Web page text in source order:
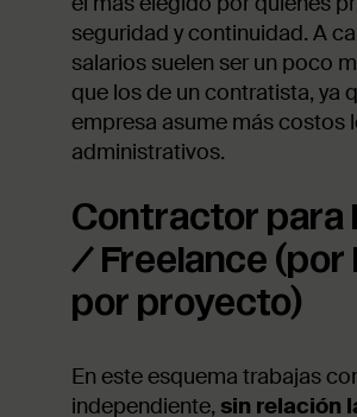
seguridad y continuidad. A
salarios suelen ser un poco
que los de un contratista, ya
empresa asume más costos
administrativos.
Contractor para
/ Freelance (por
por proyecto)
En este esquema trabajas
independiente, sin relación